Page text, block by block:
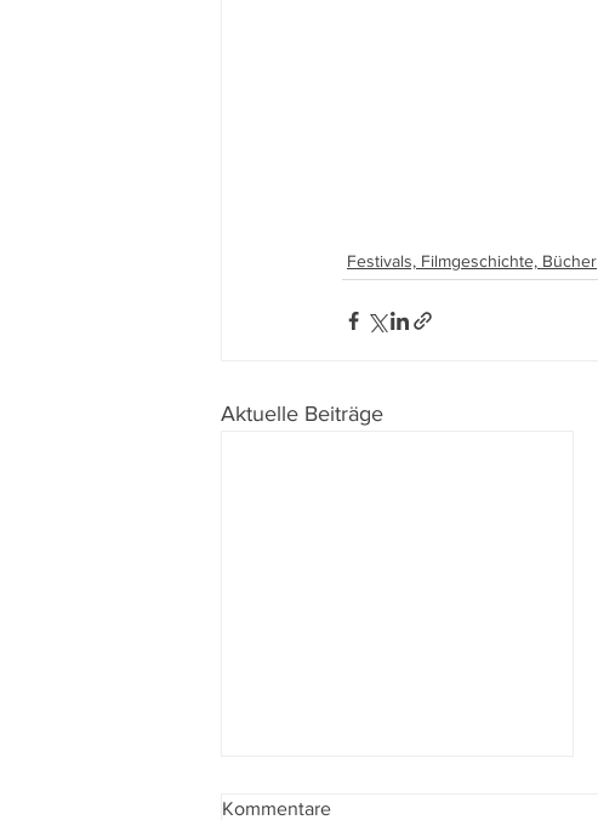
Festivals, Filmgeschichte, Bücher
Aktuelle Beiträge
Kommentare